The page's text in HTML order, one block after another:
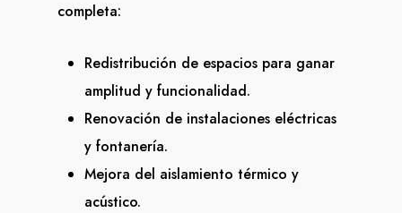
completa:
Redistribución de espacios para ganar
amplitud y funcionalidad.
Renovación de instalaciones eléctricas
y fontanería.
Mejora del aislamiento térmico y
acústico.